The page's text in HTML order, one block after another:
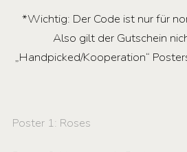
*Wichtig: Der Code ist nur für
Also gilt der Gutschein
„Handpicked/Kooperation“
Poster 1: Roses